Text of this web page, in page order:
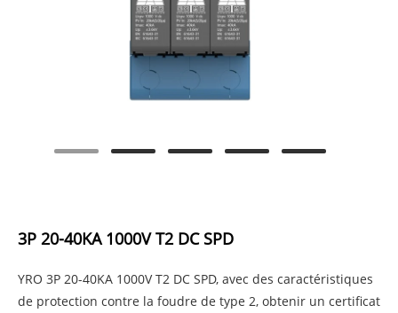
3P 20-40KA 1000V T2 DC SPD
YRO 3P 20-40KA 1000V T2 DC SPD, avec des caractéristiques
de protection contre la foudre de type 2, obtenir un certificat